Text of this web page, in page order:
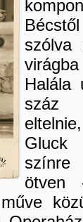
szólva
Halála
száz
színre
ötven